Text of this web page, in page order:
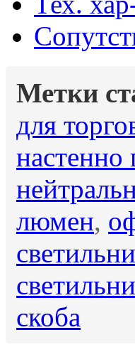
Метки
для
настенно
люмен,
скоба